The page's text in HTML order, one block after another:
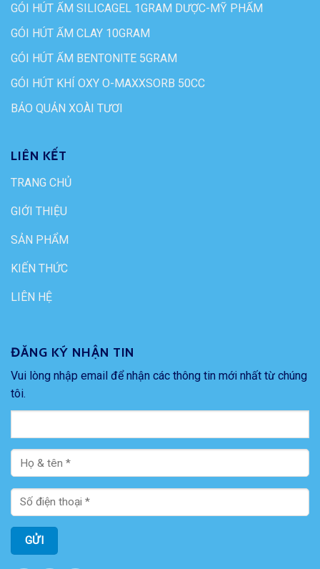
GÓI HÚT ẨM SILICAGEL 1GRAM DƯỢC-MỸ PHẨM
GÓI HÚT ẨM CLAY 10GRAM
GÓI HÚT ẨM BENTONITE 5GRAM
GÓI HÚT KHÍ OXY O-MAXXSORB 50CC
BẢO QUẢN XOÀI TƯƠI
LIÊN KẾT
TRANG CHỦ
GIỚI THIỆU
SẢN PHẨM
KIẾN THỨC
LIÊN HỆ
ĐĂNG KÝ NHẬN TIN
Vui lòng nhập email để nhận các thông tin mới nhất từ chúng
tôi.